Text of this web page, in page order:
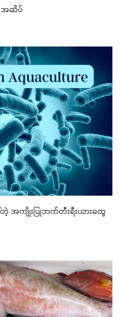
အဆိပ်
တဲ့ အကျိုးပြုဘက်တီးရီးယားတွေ